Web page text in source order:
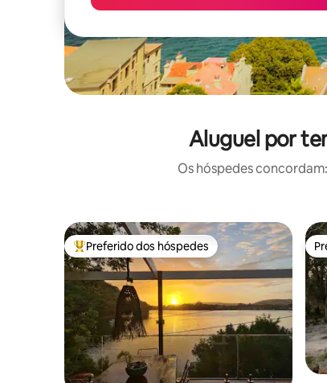
Aluguel por
Os hóspedes
Entre os melhores preferidos dos hóspedes
Preferido dos hóspedes